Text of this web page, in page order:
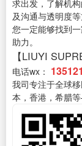
求出发，了解机
及沟通与透明度
您一定能够找到
助力。
【LIUYI
电话wx：
我司专注于全球
本，香港，希腊